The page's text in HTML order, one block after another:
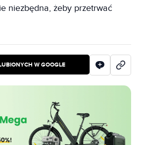
niezbędna, żeby przetrwać
W GOOGLE